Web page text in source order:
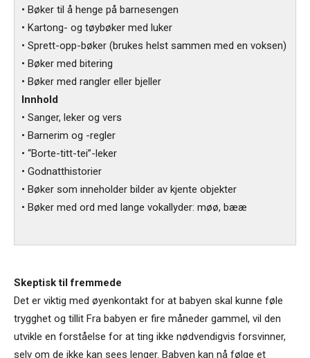
• Bøker til å henge på barnesengen
• Kartong- og tøybøker med luker
• Sprett-opp-bøker (brukes helst sammen med en voksen)
• Bøker med bitering
• Bøker med rangler eller bjeller
Innhold
• Sanger, leker og vers
• Barnerim og -regler
• “Borte-titt-tei”-leker
• Godnatthistorier
• Bøker som inneholder bilder av kjente objekter
• Bøker med ord med lange vokallyder: møø, bææ
Skeptisk til fremmede
Det er viktig med øyenkontakt for at babyen skal kunne føle
trygghet og tillit Fra babyen er fire måneder gammel, vil den
utvikle en forståelse for at ting ikke nødvendigvis forsvinner,
selv om de ikke kan sees lenger. Babyen kan nå følge et